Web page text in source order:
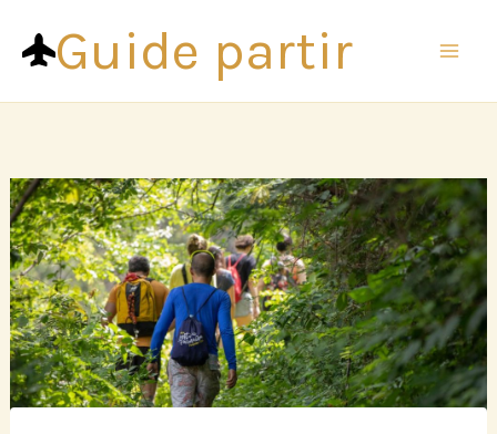
contenuGuide partir